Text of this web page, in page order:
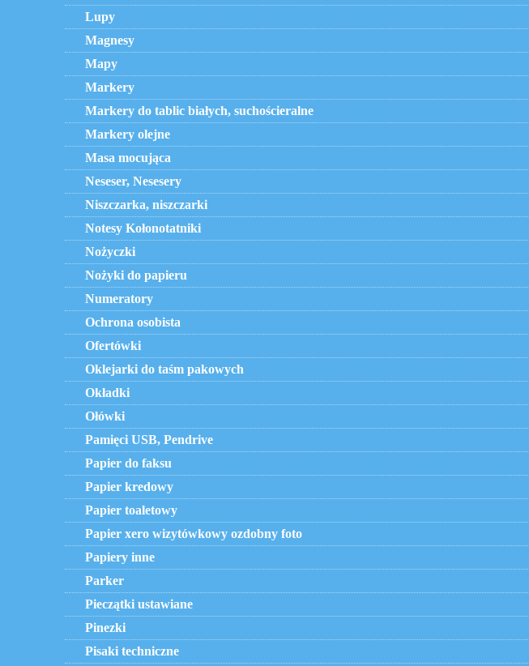
Lupy
Magnesy
Mapy
Markery
Markery do tablic białych, suchościeralne
Markery olejne
Masa mocująca
Neseser, Nesesery
Niszczarka, niszczarki
Notesy Kołonotatniki
Nożyczki
Nożyki do papieru
Numeratory
Ochrona osobista
Ofertówki
Oklejarki do taśm pakowych
Okładki
Ołówki
Pamięci USB, Pendrive
Papier do faksu
Papier kredowy
Papier toaletowy
Papier xero wizytówkowy ozdobny foto
Papiery inne
Parker
Pieczątki ustawiane
Pinezki
Pisaki techniczne